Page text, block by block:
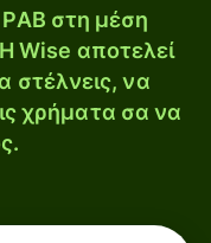
στη μέση
Wise αποτελεί
στέλνεις, να
χρήματα σα να